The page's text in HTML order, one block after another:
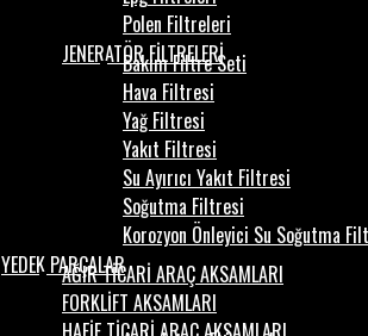
Polen Filtreleri
JENERATÖR FİLTRELERİ
Bakım Filtre Seti
Hava Filtresi
Yağ Filtresi
Yakıt Filtresi
Su Ayırıcı Yakıt Filtresi
Soğutma Filtresi
Korozyon Önleyici Su Soğutma
YEDEK PARÇALARAĞIR TİCARİ ARAÇ AKSAMLARI
FORKLİFT AKSAMLARI